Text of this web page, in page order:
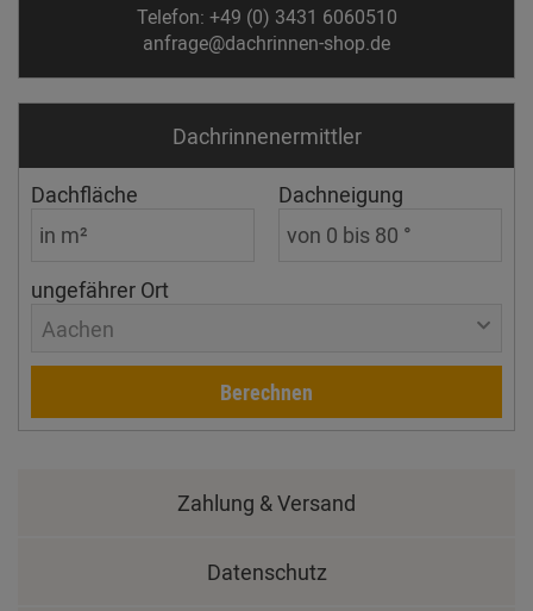
Telefon: +49 (0) 3431 6060510
anfrage@dachrinnen-shop.de
Dachrinnen­ermittler
Dachfläche Dachneigung
ungefährer Ort
Aachen
Berechnen
Zahlung & Versand
Datenschutz